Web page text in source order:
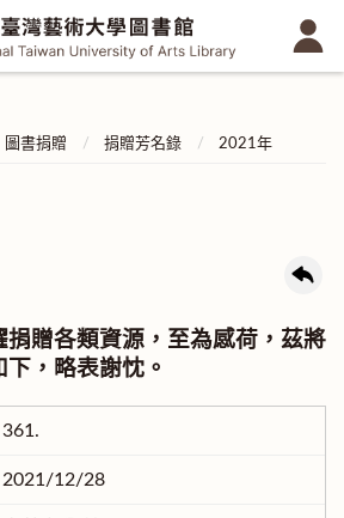
圖書捐贈 捐贈芳名錄 2021年
捐贈各類資源，至為感荷，茲將
，略表謝忱。
361.
2021/12/28